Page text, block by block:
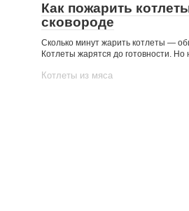
Как пожарить
сковороде
Сколько минут жарить котлеты —
Котлеты жарятся до готовности. Но
Котлеты из мяса